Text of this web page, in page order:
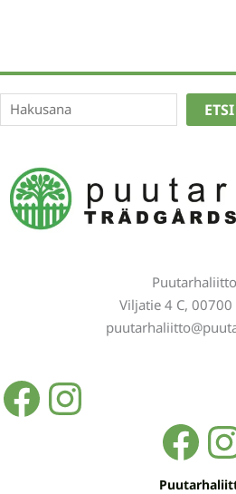
Etsi
ETSI
Viljatie 4 C,
Facebook
Instagram